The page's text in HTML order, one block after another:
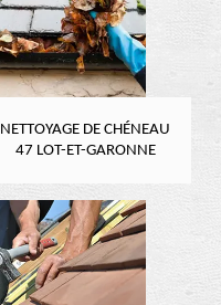
NETTOYAGE DE CHÉNEAU
47 LOT-ET-GARONNE